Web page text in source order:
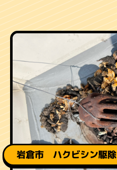
岩倉市 ハクビシン駆除